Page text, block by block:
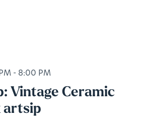
- 8:00 PM
Vintage Ceramic
artsip